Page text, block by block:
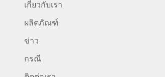
เกี่ยวกับเรา
ผลิตภัณฑ์
ข่าว
กรณี